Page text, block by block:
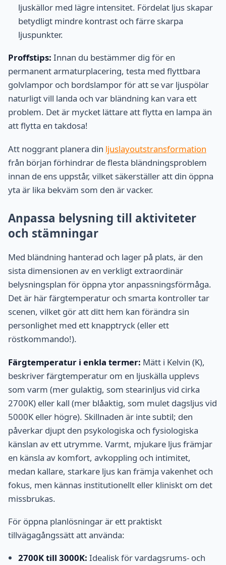
ljuskällor med lägre intensitet. Fördelat ljus skapar
betydligt mindre kontrast och färre skarpa
ljuspunkter.
Proffstips: Innan du bestämmer dig för en
permanent armaturplacering, testa med flyttbara
golvlampor och bordslampor för att se var ljuspölar
naturligt vill landa och var bländning kan vara ett
problem. Det är mycket lättare att flytta en lampa än
att flytta en takdosa!
Att noggrant planera din ljuslayoutstransformation
från början förhindrar de flesta bländningsproblem
innan de ens uppstår, vilket säkerställer att din öppna
yta är lika bekväm som den är vacker.
Anpassa belysning till aktiviteter
och stämningar
Med bländning hanterad och lager på plats, är den
sista dimensionen av en verkligt extraordinär
belysningsplan för öppna ytor anpassningsförmåga.
Det är här färgtemperatur och smarta kontroller tar
scenen, vilket gör att ditt hem kan förändra sin
personlighet med ett knapptryck (eller ett
röstkommando!).
Färgtemperatur i enkla termer: Mätt i Kelvin (K),
beskriver färgtemperatur om en ljuskälla upplevs
som varm (mer gulaktig, som stearinljus vid cirka
2700K) eller kall (mer blåaktig, som mulet dagsljus vid
5000K eller högre). Skillnaden är inte subtil; den
påverkar djupt den psykologiska och fysiologiska
känslan av ett utrymme. Varmt, mjukare ljus främjar
en känsla av komfort, avkoppling och intimitet,
medan kallare, starkare ljus kan främja vakenhet och
fokus, men kännas institutionellt eller kliniskt om det
missbrukas.
För öppna planlösningar är ett praktiskt
tillvägagångssätt att använda:
2700K till 3000K: Idealisk för vardagsrums- och